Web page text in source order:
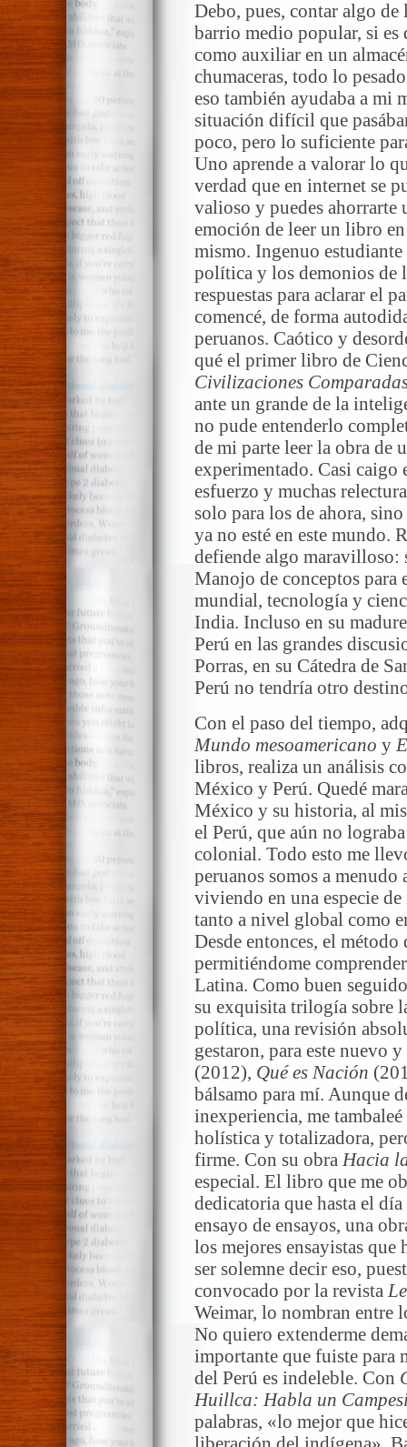
Debo, pues, contar algo
barrio medio popular, si es
como auxiliar en un
chumaceras, todo lo
eso también ayudaba a mi
situación difícil que
poco, pero lo suficiente
Uno aprende a valorar lo
verdad que en internet se
valioso y puedes ahorrarte
emoción de leer un libro
mismo. Ingenuo
política y los demonios de
respuestas para aclarar el
comencé, de forma
peruanos. Caótico y
qué el primer libro de
Civilizaciones
ante un grande de la
no pude entenderlo
de mi parte leer la obra de
experimentado. Casi caigo
esfuerzo y muchas
solo para los de ahora,
ya no esté en este mundo.
defiende algo maravilloso:
Manojo de conceptos para
mundial, tecnología y
India. Incluso en su
Perú en las grandes
Porras, en su Cátedra de
Perú no tendría otro
Con el paso del tiempo,
Mundo mesoamericano y
libros, realiza un análisis
México y Perú. Quedé
México y su historia, al
el Perú, que aún no
colonial. Todo esto me
peruanos somos a menudo
viviendo en una especie
tanto a nivel global como
Desde entonces, el
permitiéndome
Latina. Como buen
su exquisita trilogía sobre
política, una revisión
gestaron, para este nuevo
(2012), Qué es Nación
bálsamo para mí. Aunque
inexperiencia, me
holística y totalizadora,
firme. Con su obra Hacia
especial. El libro que me
dedicatoria que hasta el
ensayo de ensayos, una
los mejores ensayistas
ser solemne decir eso,
convocado por la revista
Weimar, lo nombran entre
No quiero extenderme
importante que fuiste para
del Perú es indeleble. Con
Huillca: Habla un
palabras, «lo mejor que